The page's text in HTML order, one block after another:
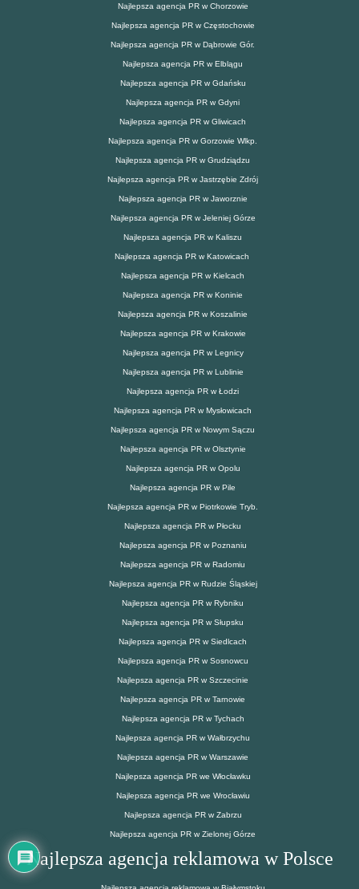
Najlepsza agencja PR w Chorzowie
Najlepsza agencja PR w Częstochowie
Najlepsza agencja PR w Dąbrowie Gór.
Najlepsza agencja PR w Elblągu
Najlepsza agencja PR w Gdańsku
Najlepsza agencja PR w Gdyni
Najlepsza agencja PR w Gliwicach
Najlepsza agencja PR w Gorzowie Wlkp.
Najlepsza agencja PR w Grudziądzu
Najlepsza agencja PR w Jastrzębie Zdrój
Najlepsza agencja PR w Jaworznie
Najlepsza agencja PR w Jeleniej Górze
Najlepsza agencja PR w Kaliszu
Najlepsza agencja PR w Katowicach
Najlepsza agencja PR w Kielcach
Najlepsza agencja PR w Koninie
Najlepsza agencja PR w Koszalinie
Najlepsza agencja PR w Krakowie
Najlepsza agencja PR w Legnicy
Najlepsza agencja PR w Lublinie
Najlepsza agencja PR w Łodzi
Najlepsza agencja PR w Mysłowicach
Najlepsza agencja PR w Nowym Sączu
Najlepsza agencja PR w Olsztynie
Najlepsza agencja PR w Opolu
Najlepsza agencja PR w Pile
Najlepsza agencja PR w Piotrkowie Tryb.
Najlepsza agencja PR w Płocku
Najlepsza agencja PR w Poznaniu
Najlepsza agencja PR w Radomiu
Najlepsza agencja PR w Rudzie Śląskiej
Najlepsza agencja PR w Rybniku
Najlepsza agencja PR w Słupsku
Najlepsza agencja PR w Siedlcach
Najlepsza agencja PR w Sosnowcu
Najlepsza agencja PR w Szczecinie
Najlepsza agencja PR w Tarnowie
Najlepsza agencja PR w Tychach
Najlepsza agencja PR w Wałbrzychu
Najlepsza agencja PR w Warszawie
Najlepsza agencja PR we Włocławku
Najlepsza agencja PR we Wrocławiu
Najlepsza agencja PR w Zabrzu
Najlepsza agencja PR w Zielonej Górze
Najlepsza agencja reklamowa w Polsce